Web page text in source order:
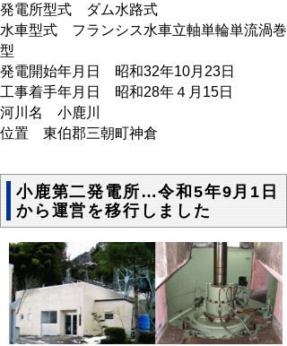
発電所型式 ダム水路式
水車型式 フランシス水車立軸単輪単流渦巻
型
発電開始年月日 昭和32年10月23日
工事着手年月日 昭和28年４月15日
河川名 小鹿川
位置 東伯郡三朝町神倉
小鹿第二発電所…令和5年9月1日
から運営を移行しました